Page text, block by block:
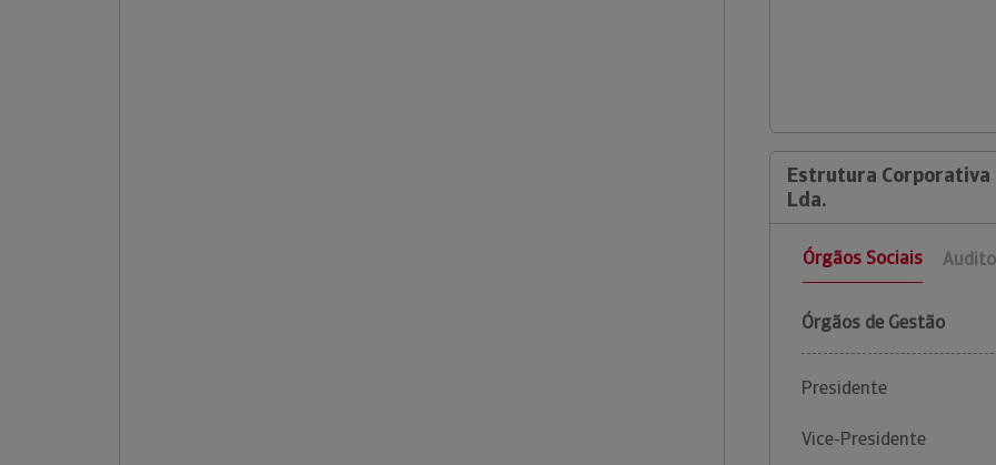
Estrutura Corporativa
Lda.
Órgãos Sociais
Órgãos de Gestão
Presidente
Vice-Presidente